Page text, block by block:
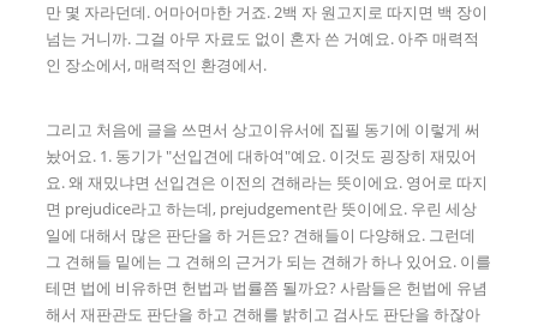
만 몇 자라던데. 어마어마한 거죠. 2백 자 원고지로 따지면 백 장이
넘는 거니까. 그걸 아무 자료도 없이 혼자 쓴 거예요. 아주 매력적
인 장소에서, 매력적인 환경에서.
그리고 처음에 글을 쓰면서 상고이유서에 집필 동기에 이렇게 써
놨어요. 1. 동기가 "선입견에 대하여"예요. 이것도 굉장히 재밌어
요. 왜 재밌냐면 선입견은 이전의 견해라는 뜻이에요. 영어로 따지
면 prejudice라고 하는데, prejudgement란 뜻이에요. 우린 세상
일에 대해서 많은 판단을 하 거든요? 견해들이 다양해요. 그런데
그 견해들 밑에는 그 견해의 근거가 되는 견해가 하나 있어요. 이를
테면 법에 비유하면 헌법과 법률쯤 될까요? 사람들은 헌법에 유념
해서 재판관도 판단을 하고 견해를 밝히고 검사도 판단을 하잖아